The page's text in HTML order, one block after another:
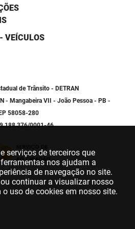
VEÍCULOS
de Trânsito - DETRAN
- Mangabeira VII - João Pessoa - PB -
58058-280
0001-46
serviços de terceiros que
nos ajudam a
de navegação no site.
continuar a visualizar nosso
uso de cookies em nosso site.